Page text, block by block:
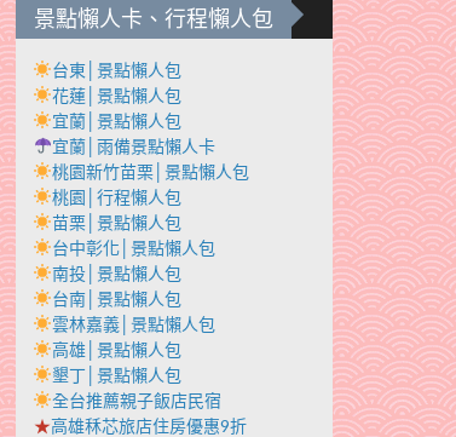
景點懶人卡、行程懶人包
台東│景點懶人包
花蓮│景點懶人包
宜蘭│景點懶人包
宜蘭│雨備景點懶人卡
桃園新竹苗栗│景點懶人包
桃園│行程懶人包
苗栗│景點懶人包
台中彰化│景點懶人包
南投│景點懶人包
台南│景點懶人包
雲林嘉義│景點懶人包
高雄│景點懶人包
墾丁│景點懶人包
全台推薦親子飯店民宿
★高雄秝芯旅店住房優惠9折